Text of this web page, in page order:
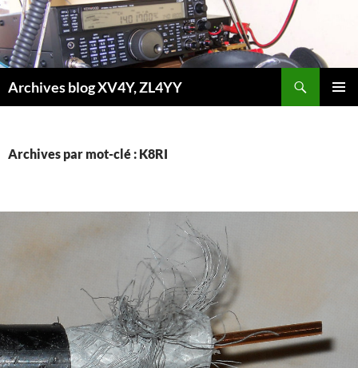
Aller
au
contenu
Archives blog XV4Y, ZL4YY
Archives par mot-clé : K8RI